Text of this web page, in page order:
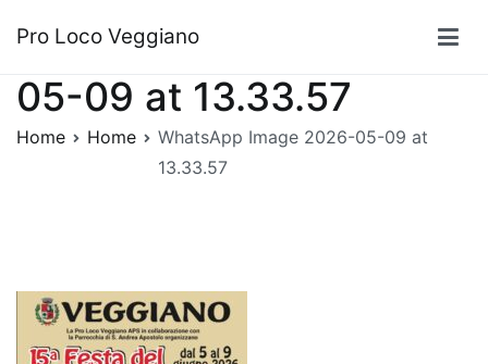
Pro Loco Veggiano
WhatsApp Image 2026-
05-09 at 13.33.57
Home Home
WhatsApp Image 2026-05-09 at
13.33.57